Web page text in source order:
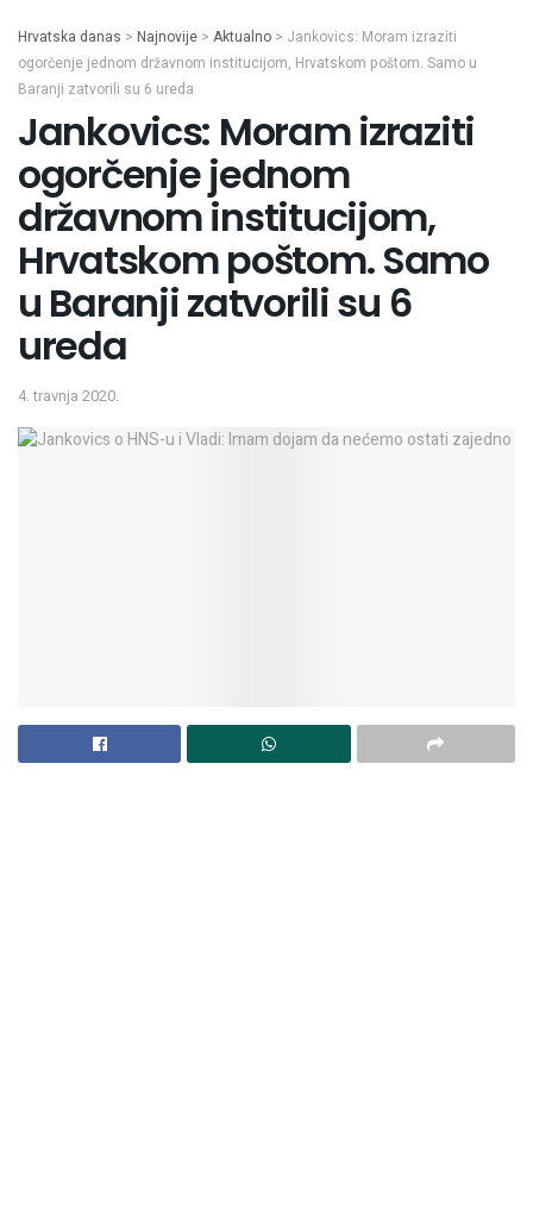
Hrvatska danas > Najnovije > Aktualno > Jankovics: Moram izraziti
ogorčenje jednom državnom institucijom, Hrvatskom poštom. Samo u
Baranji zatvorili su 6 ureda
Jankovics: Moram izraziti
ogorčenje jednom
državnom institucijom,
Hrvatskom poštom. Samo
u Baranji zatvorili su 6
ureda
4. travnja 2020.